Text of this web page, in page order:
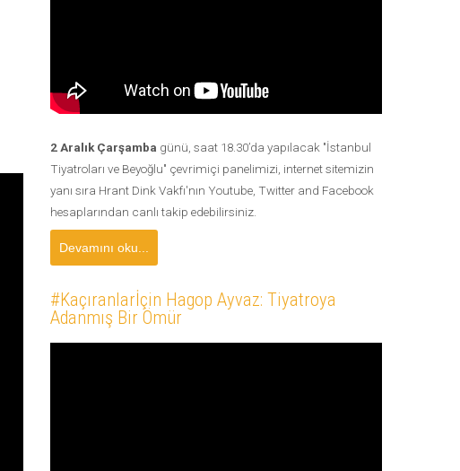
2 Aralık Çarşamba günü, saat 18.30’da yapılacak "İstanbul
Tiyatroları ve Beyoğlu" çevrimiçi panelimizi, internet sitemizin
yanı sıra Hrant Dink Vakfı'nın Youtube, Twitter and Facebook
hesaplarından canlı takip edebilirsiniz.
Devamını oku...
#Kaçıranlarİçin Hagop Ayvaz: Tiyatroya
Adanmış Bir Ömür